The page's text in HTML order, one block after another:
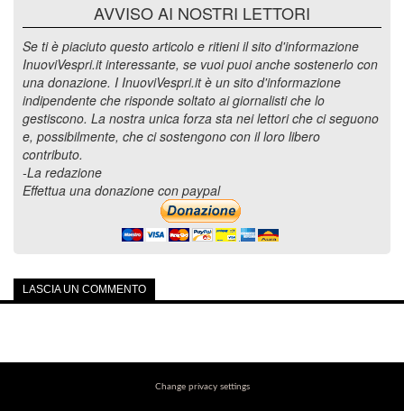
AVVISO AI NOSTRI LETTORI
Se ti è piaciuto questo articolo e ritieni il sito d'informazione
InuoviVespri.it interessante, se vuoi puoi anche sostenerlo con
una donazione. I InuoviVespri.it è un sito d'informazione
indipendente che risponde soltato ai giornalisti che lo
gestiscono. La nostra unica forza sta nei lettori che ci seguono
e, possibilmente, che ci sostengono con il loro libero
contributo.
-La redazione
Effettua una donazione con paypal
LASCIA UN COMMENTO
Change privacy settings